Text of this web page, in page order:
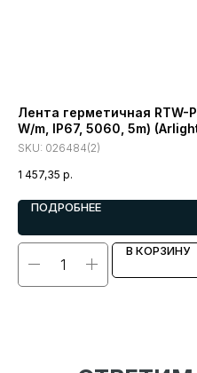
Лента герметичная RTW-
W/m, IP67, 5060, 5m)
SKU: 026484(2)
1 457,35 р.
ПОДРОБНЕЕ
В КОРЗИНУ